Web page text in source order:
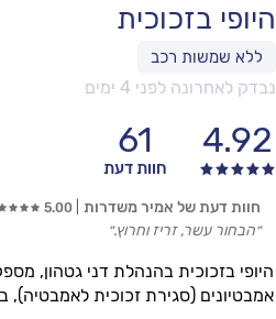
היופי בזכוכית
נבדק לאחרונה לפני 4 ימים
4.92
61
חוות דעת
היופי בזכוכית בהנהלת דני גטהון,
אמבטיונים (סגירת זכוכית לאמבטיה),
חוות דעת של אמיר משדרות 5.00
״הבחור עשר, זריז וחרוץ.״